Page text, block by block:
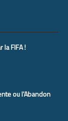
la FIFA !
ou l’Abandon